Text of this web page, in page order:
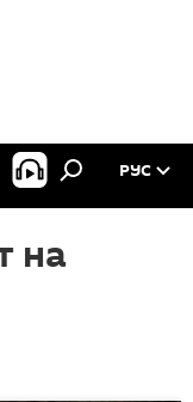
РУС
на